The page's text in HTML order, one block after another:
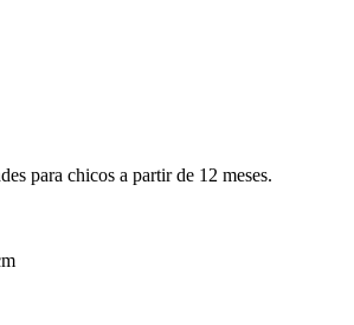
para chicos a partir de 12 meses.